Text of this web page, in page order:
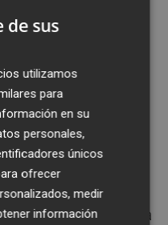
a Ronald
Albelda y a
2007 del equipo,
y deportivo que
Los
un
de portar el
Emery, la llegada
Pellegrino al
adiós al fútbol, una
de sus
utilizamos
para
en su
personales,
únicos
ofrecer
medir
información